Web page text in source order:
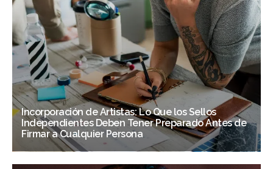
Incorporación de Artistas: Lo Que los Sellos
Independientes Deben Tener Preparado Antes de
Firmar a Cualquier Persona